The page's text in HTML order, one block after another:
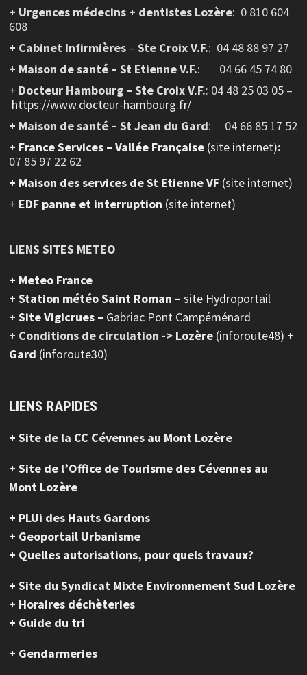
+ Urgences médecins + dentistes Lozère: 0 810 604
608
+ Cabinet Infirmières– Ste Croix V.F.: 04 48 88 97 27
+ Maison de santé – St Etienne V.F.: 04 66 45 74 80
+ Docteur Hambourg – Ste Croix V.F.: 04 48 25 03 05 –
https://www.docteur-hambourg.fr/
+ Maison de santé – St Jean du Gard: 04 66 85 17 52
+ France Services – Vallée Française (site internet):
07 85 97 22 62
+ Maison des services de St Etienne VF (site internet)
+ EDF panne et interruption (site internet)
LIENS SITES METEO
+ Meteo France
+ Station météo Saint Roman – site Hydroportail
+ Site Vigicrues – Gabriac Pont Campéménard
+ Conditions de circulation -> Lozère (inforoute48) +
Gard (inforoute30)
LIENS RAPIDES
+ Site de la CC Cévennes au Mont Lozère
+ Site de l’Office de Tourisme des Cévennes au
Mont Lozère
+ PLUi des Hauts Gardons
+ Geoportail Urbanisme
+ Quelles autorisations, pour quels travaux?
+ Site du Syndicat Mixte Environnement Sud Lozère
+ Horaires déchèteries
+ Guide du tri
+ Gendarmeries